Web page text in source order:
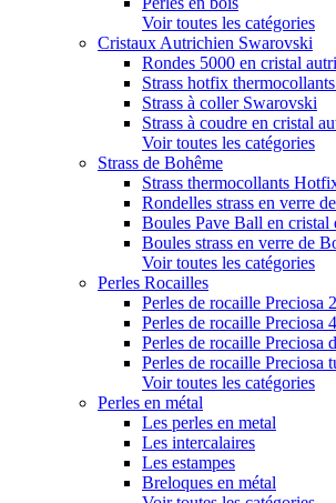
Voir toutes les catégories
Cristaux Autrichien Swarovski
Rondes 5000 en cristal
Strass hotfix
Strass à coller Swarovski
Strass à coudre en cristal
Voir toutes les catégories
Strass de Bohême
Strass thermocollants
Rondelles strass en verre
Boules Pave Ball en cristal
Boules strass en verre de
Voir toutes les catégories
Perles Rocailles
Perles de rocaille Preciosa
Perles de rocaille Preciosa
Perles de rocaille Preciosa
Perles de rocaille Preciosa
Voir toutes les catégories
Perles en métal
Les perles en metal
Les intercalaires
Les estampes
Breloques en métal